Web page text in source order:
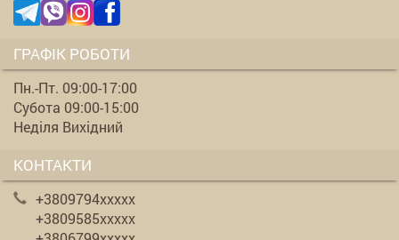
ГРАФІК РОБОТИ
Пн.-Пт. 09:00-17:00
Субота 09:00-15:00
Неділя Вихідний
КОНТАКТИ
+3809794xxxxx
+3809585xxxxx